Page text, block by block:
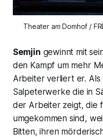
Theater am Domhof /
Semjin gewinnt mit
den Kampf um mehr
Arbeiter verliert er. Als
Salpeterwerke die in
der Arbeiter zeigt, die
umgekommen sind,
Bitten, ihren